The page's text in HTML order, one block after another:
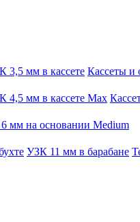
мм в кассете Кассеты и
мм в кассете Max
мм на основании Medium
УЗК 11 мм в барабане